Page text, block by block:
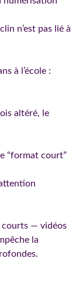
n’est pas lié à
à l’école :
altéré, le
“format court”
courts — vidéos
la